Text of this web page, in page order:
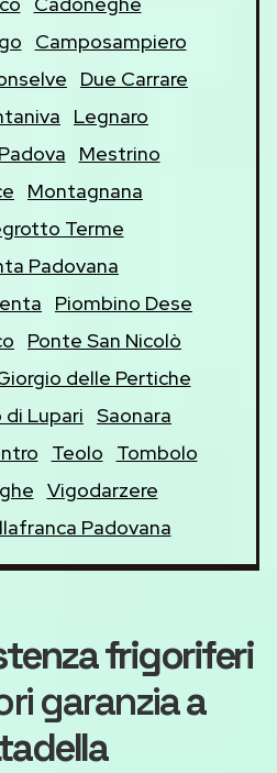
Camposampiero
Due Carrare
Legnaro
Mestrino
Montagnana
Terme
Padovana
Piombino Dese
Ponte San Nicolò
delle Pertiche
di Lupari Saonara
Teolo
Tombolo
Vigodarzere
Padovana
frigoriferi
garanziaa